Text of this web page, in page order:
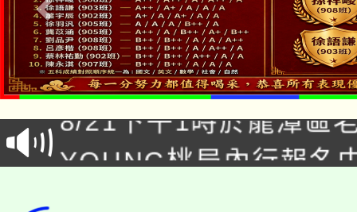
「本色祭」8/29、30在
場熱烈登場!
8/21下午1時於龍潭區
徵才活動。
YOUNG桃局內行報名